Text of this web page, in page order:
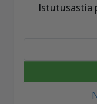
Istutusastia